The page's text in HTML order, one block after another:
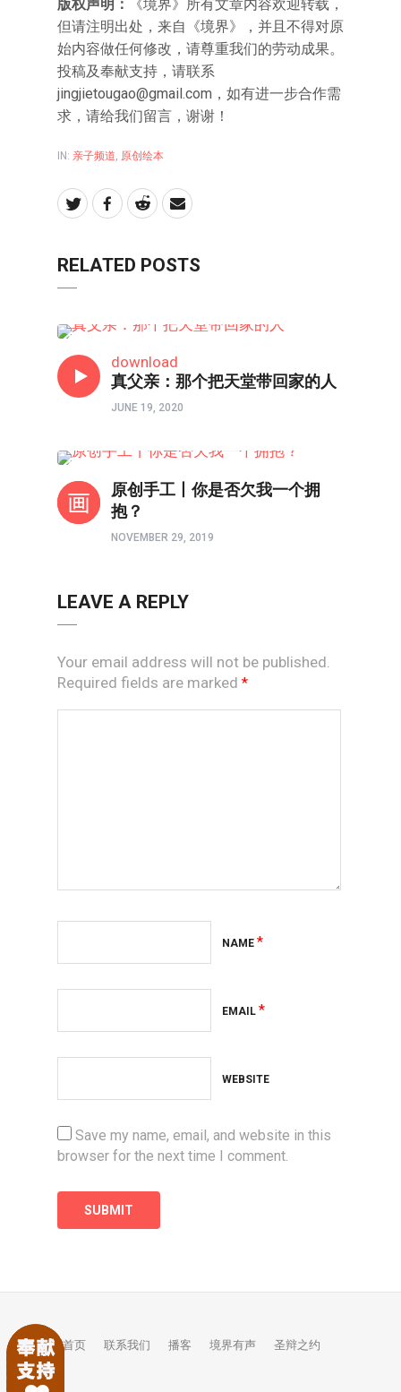
版权声明：
《境界》所有文章内容欢迎转载，
但请注明出处，来自《境界》，并且不得对原
始内容做任何修改，请尊重我们的劳动成果。
投稿及奉献支持，请联系
jingjietougao@gmail.com ，如有进一步合作需
求，请给我们留言，谢谢！
IN: 亲子频道, 原创绘本
RELATED POSTS
download
真父亲：那个把天堂带回家的人
JUNE 19, 2020
原创手工丨你是否欠我一个拥
抱？
NOVEMBER 29, 2019
LEAVE A REPLY
Your email address will not be published.
Required fields are marked *
NAME *
EMAIL *
WEBSITE
Save my name, email, and website in this
browser for the next time I comment.
首页 联系我们 播客 境界有声 圣辩之约